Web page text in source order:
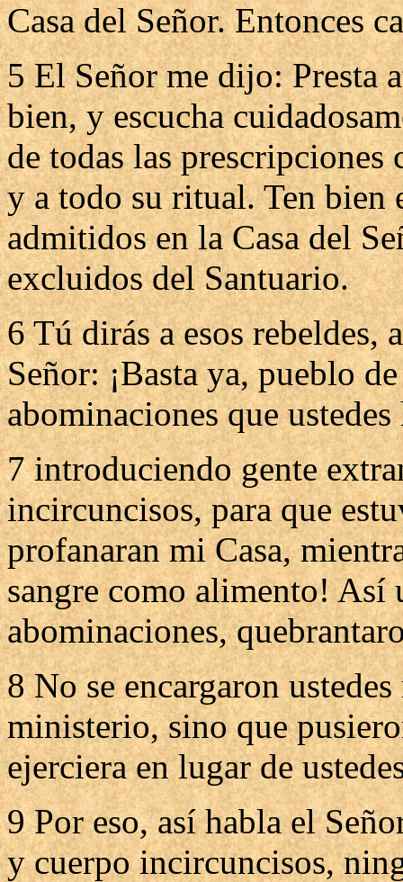
Casa del Señor. Entonces
5 El Señor me dijo: Presta
bien, y escucha
de todas las prescripciones
y a todo su ritual. Ten bien
admitidos en la Casa del
excluidos del Santuario.
6 Tú dirás a esos
Señor: ¡Basta ya, pueblo
abominaciones que
7 introduciendo gente
incircuncisos, para que
profanaran mi Casa,
sangre como alimento! Así
abominaciones,
8 No se encargaron
ministerio, sino que
ejerciera en lugar de
9 Por eso, así habla el
y cuerpo incircuncisos,